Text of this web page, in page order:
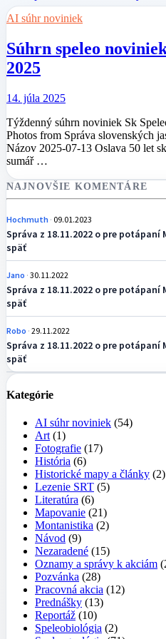
AI súhr noviniek
Súhrn speleo
2025
14. júla 2025
Týždenný súhrn noviniek Sk
Photos from Správa slovenských
Názov 2025-07-13 Oslava 50 let
sumář …
NAJNOVŠIE KOMENTÁRE
Hochmuth 09.01.2023
Správa z 18.11.2022 o pre potápaní
späť
Jano 30.11.2022
Správa z 18.11.2022 o pre potápaní
späť
Robo 29.11.2022
Správa z 18.11.2022 o pre potápaní
späť
Kategórie
AI súhr noviniek (54)
Art (1)
Fotografie (17)
História (6)
Historické mapy a články (2)
Lezenie SRT (5)
Literatúra (6)
Mapovanie (21)
Montanistika (2)
Návod (9)
Nezaradené (15)
Oznamy a správy k akciám
Pozvánka (28)
Pracovná akcia (12)
Prednášky (13)
Reportáž (10)
Speleobiológia (2)